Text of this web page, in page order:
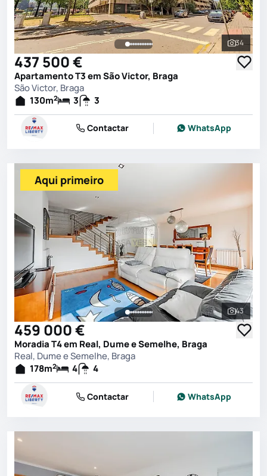
Ver
34
437 500 €
Apartamento T3 em São Victor, Braga
São Victor, Braga
130m2 3 3
Contactar WhatsApp
Ver
43
Aqui primeiro
459 000 €
Moradia T4 em Real, Dume e Semelhe, Braga
Real, Dume e Semelhe, Braga
178m2 4 4
Contactar WhatsApp